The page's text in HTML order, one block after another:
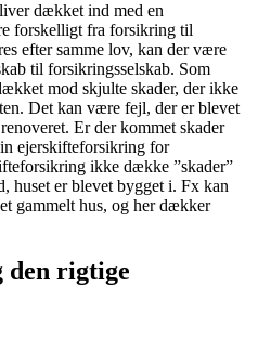
dækket ind med en
forskelligt fra forsikring til
efter samme lov, kan der være
til forsikringsselskab. Som
mod skjulte skader, der ikke
Det kan være fejl, der er blevet
Er der kommet skader
ejerskifteforsikring for
ikke dække ”skader”
huset er blevet bygget i. Fx kan
gammelt hus, og her dækker
rigtige